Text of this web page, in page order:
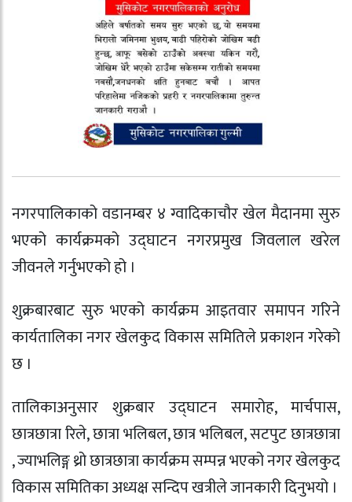
नगरपालिकाको वडानम्बर ४ ग्वादिकाचौर खेल मैदानमा सुरु
भएको कार्यक्रमको उद्घाटन नगरप्रमुख जिवलाल खरेल
जीवनले गर्नुभएको हो ।
शुक्रबारबाट सुरु भएको कार्यक्रम आइतवार समापन गरिने
कार्यतालिका नगर खेलकुद विकास समितिले प्रकाशन गरेको
छ ।
तालिकाअनुसार शुक्रबार उद्घाटन समारोह, मार्चपास,
छात्रछात्रा रिले, छात्रा भलिबल, छात्र भलिबल, सटपुट छात्रछात्रा
, ज्याभलिङ्ग थ्रो छात्रछात्रा कार्यक्रम सम्पन्न भएको नगर खेलकुद
विकास समितिका अध्यक्ष सन्दिप खत्रीले जानकारी दिनुभयो ।